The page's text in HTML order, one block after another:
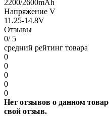
2200/2600mAh
Напряжение V
11.25-14.8V
Отзывы
0/ 5
средний рейтинг товара
0
0
0
0
0
Нет отзывов о данном
свой отзыв.